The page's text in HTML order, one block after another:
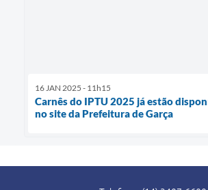
16 JAN 2025 - 11h15
Carnês do IPTU 2025 já estão
no site da Prefeitura de Garça